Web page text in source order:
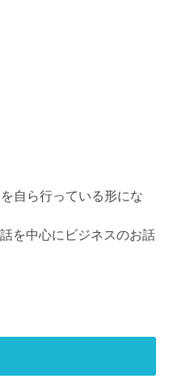
自ら行っている形にな
を中心にビジネスのお話